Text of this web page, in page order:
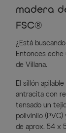
madera
FSC®
¿Está
Entonces eche
de Villana.
El sillón
antracita con
tensado un
polivinilo
de aprox. 54 x